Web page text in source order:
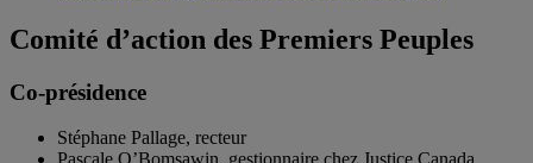
Comité d’action des Premiers Peuples
Co-présidence
Stéphane Pallage, recteur